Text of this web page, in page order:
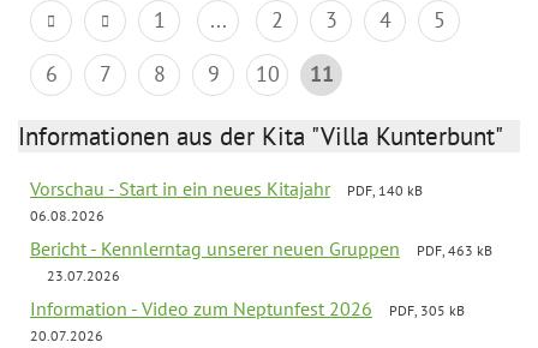
1 ... 2 3 4
5
6
7 8 9 10 11
Informationen aus der Kita "Villa Kunterbunt"
Vorschau - Start in ein neues Kitajahr
PDF, 140 kB
06.08.2026
Bericht - Kennlerntag unserer neuen Gruppen
PDF, 463 kB
23.07.2026
Information - Video zum Neptunfest 2026
PDF, 305 kB
20.07.2026